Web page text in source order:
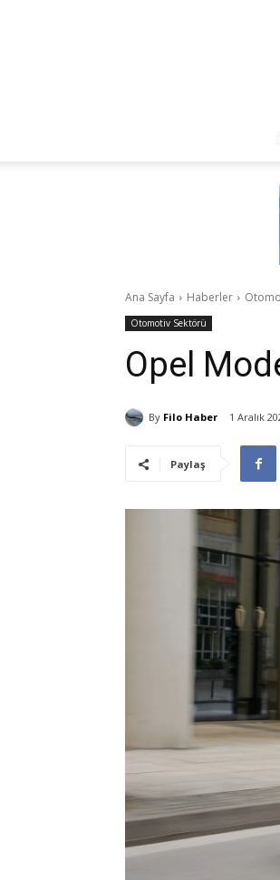
Ana Sayfa Haberler
Otomotiv Sektörü
Opel
By Filo Haber 1 Aralık
Paylaş